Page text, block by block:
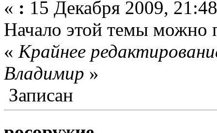
« : 15 Декабря 2009,
Начало этой темы можно
« Крайнее
Влaдимир »
Записан